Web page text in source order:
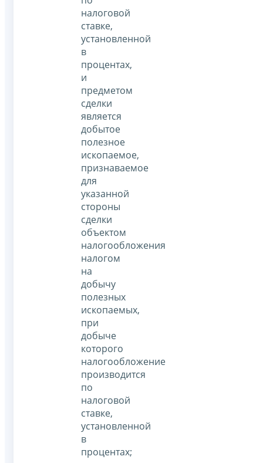
налоговой
ставке,
установленной
в
процентах,
и
предметом
сделки
является
добытое
полезное
ископаемое,
признаваемое
для
указанной
стороны
сделки
объектом
налогообложения
налогом
на
добычу
полезных
ископаемых,
при
добыче
которого
налогообложение
производится
по
налоговой
ставке,
установленной
в
процентах;